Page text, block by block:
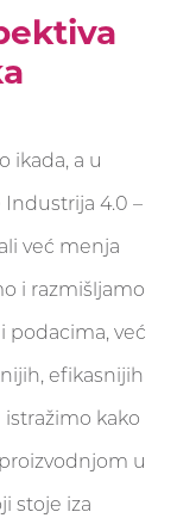
ikada, a u
4.0 –
već menja
i razmišljamo
podacima, već
efikasnijih
kako
u
stoje iza